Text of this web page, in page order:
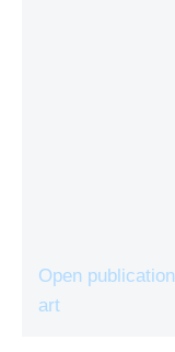
Open publication
art